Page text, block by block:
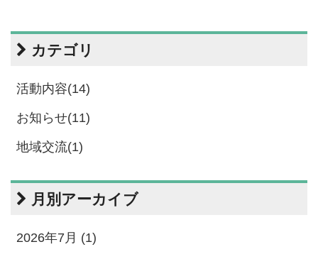
カテゴリ
活動内容(14)
お知らせ(11)
地域交流(1)
月別アーカイブ
2026年7月 (1)